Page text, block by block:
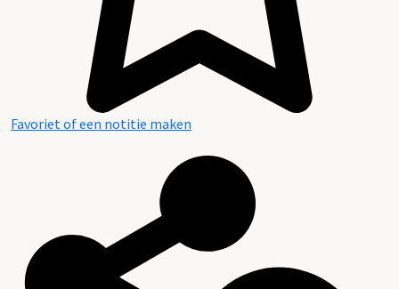
Favoriet of een notitie maken